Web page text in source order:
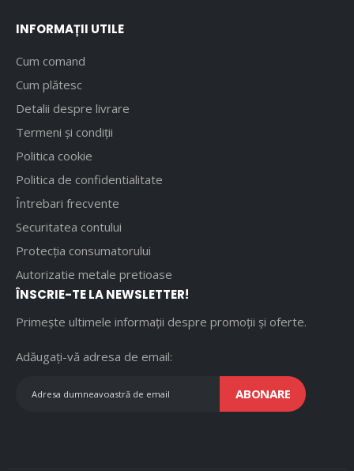
INFORMAȚII UTILE
Cum comand
Cum plătesc
Detalii despre livrare
Termeni și condiții
Politica cookie
Politica de confidentialitate
Întrebari frecvente
Securitatea contului
Protecția consumatorului
Autorizatie metale pretioase
ÎNSCRIE-TE LA NEWSLETTER!
Primește ultimele informații despre promoții și oferte.
Adăugați-vă adresa de email:
ABONARE